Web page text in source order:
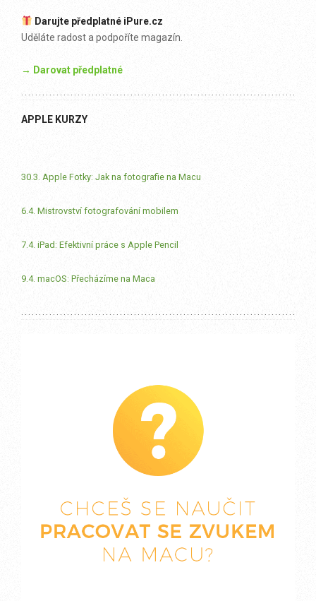
Darujte předplatné iPure.cz
Uděláte radost a podpoříte magazín.
→ Darovat předplatné
APPLE KURZY
30.3. Apple Fotky: Jak na fotografie na Macu
6.4. Mistrovství fotografování mobilem
7.4. iPad: Efektivní práce s Apple Pencil
9.4. macOS: Přecházíme na Maca